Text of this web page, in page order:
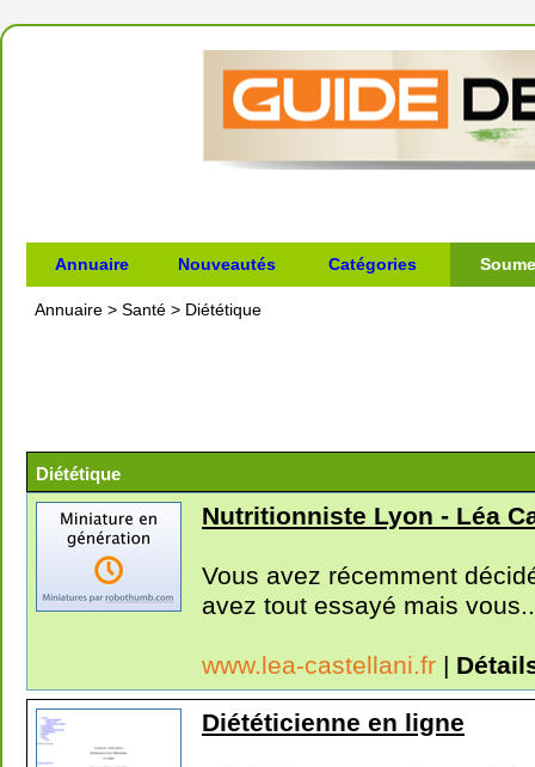
Annuaire Nouveautés Catégories
Annuaire > Santé > Diététique
Diététique
Nutritionniste Lyon - Léa
Vous avez récemment
avez tout essayé mais
www.lea-castellani.fr |
Diététicienne en ligne